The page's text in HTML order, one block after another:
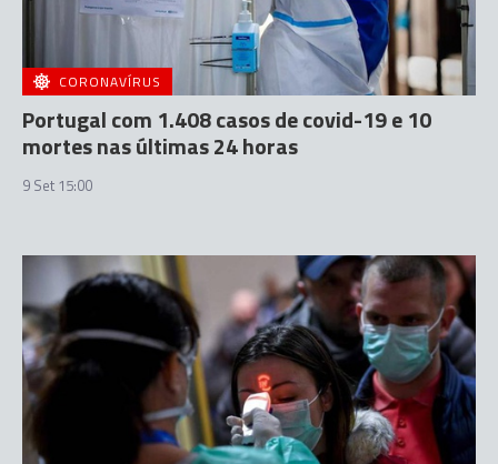
CORONAVÍRUS
Portugal com 1.408 casos de covid-19 e 10
mortes nas últimas 24 horas
9 Set 15:00